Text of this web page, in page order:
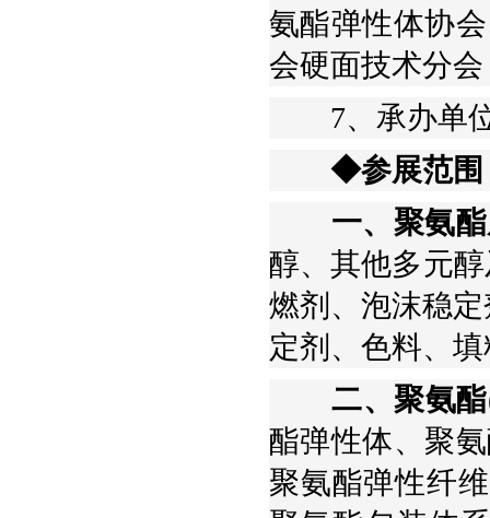
氨酯弹性体协
会硬面技术分会
7、承办单位
◆参展范围
一、聚氨
醇、其他多元
燃剂、泡沫稳
定剂、色料、
二、聚氨酯
酯弹性体、聚
聚氨酯弹性纤